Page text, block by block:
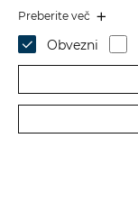
Preberite več
Obvezni